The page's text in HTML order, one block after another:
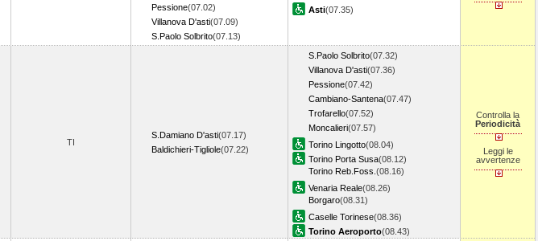
Pessione(07.02)
Villanova D'asti(07.09)
S.Paolo Solbrito(07.13)
Asti(07.35)
TI
S.Damiano D'asti(07.17)
Baldichieri-Tigliole(07.22)
S.Paolo Solbrito(07.32)
Villanova D'asti(07.36)
Pessione(07.42)
Cambiano-Santena(07.47)
Trofarello(07.52)
Moncalieri(07.57)
Torino Lingotto(08.04)
Torino Porta Susa(08.12)
Torino Reb.Foss. (08.16)
Venaria Reale(08.26)
Borgaro(08.31)
Caselle Torinese(08.36)
Torino Aeroporto(08.43)
Controlla la
Periodicità
Leggi le
avvertenze